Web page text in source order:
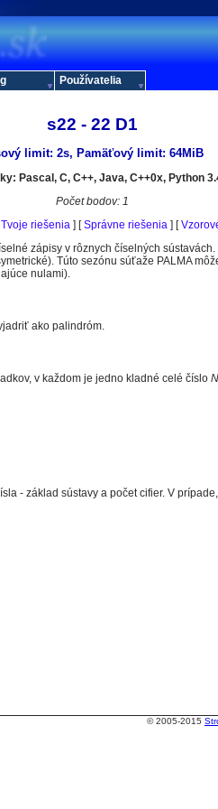
s22 - 22 D1
limit: 2s, Pamäťový limit: 64MiB
Pascal, C, C++, Java, C++0x, Python
Počet bodov: 1
riešenia ] [Správne riešenia ] [
zápisy v rôznych číselných
Túto sezónu súťaže PALMA
nulami).
ako palindróm.
v každom je jedno kladné celé číslo N
- základ sústavy a počet cifier. V
© 2005-2015
Používatelia